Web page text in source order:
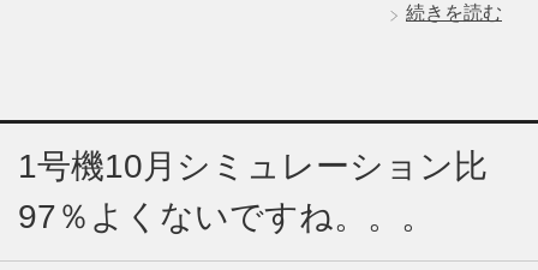
続きを読む
1号機10月シミュレーション比
97％よくないですね。。。